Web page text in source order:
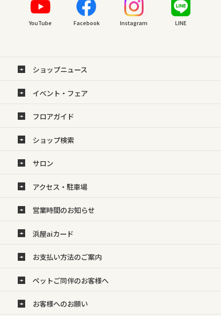
YouTube Facebook Instagram LINE
ショップニュース
イベント・フェア
フロアガイド
ショップ検索
サロン
アクセス・駐車場
営業時間のお知らせ
浜屋aiカード
お支払い方法のご案内
ペットご同伴のお客様へ
お客様へのお願い